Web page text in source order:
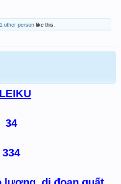
1 other person like this.
34
334